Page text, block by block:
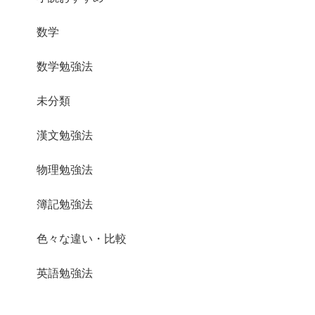
数学
数学勉強法
未分類
漢文勉強法
物理勉強法
簿記勉強法
色々な違い・比較
英語勉強法